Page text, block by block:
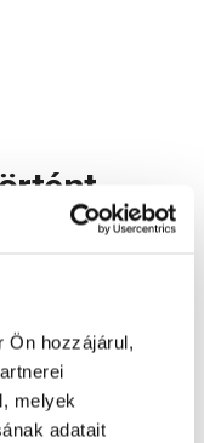
Ön hozzájárul,
melyek
adatait